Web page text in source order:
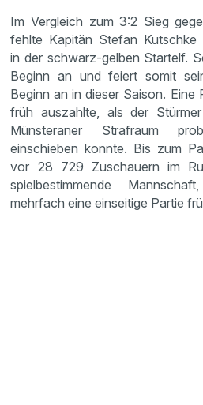
Im Vergleich zum 3:2 Sieg
fehlte Kapitän Stefan Kutschke
in der schwarz-gelben Startelf.
Beginn an und feiert somit
Beginn an in dieser Saison. Eine
früh auszahlte, als der
Münsteraner Strafraum
einschieben konnte. Bis zum
vor 28 729 Zuschauern im
spielbestimmende
mehrfach eine einseitige Partie